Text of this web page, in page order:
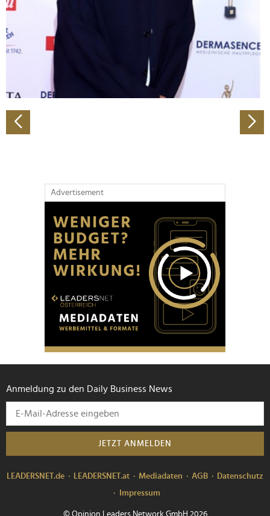
personalisieren, Funktionen für soziale Medien anbieten
zu können und die Zugriffe auf unsere Website zu
analysieren. Außerdem geben wir Informationen zu Ihrer
Verwendung unserer Website an unsere Partner für
soziale Medien, Werbung und Analysen weiter. Unsere
Partner führen diese Informationen möglicherweise mit
haben oder die sie im Rahmen Ihrer Nutzung der Dienste
gesammelt haben.
Advertisement
Anmeldung zu den Daily Business News
JETZT ANMELDEN
LEADERSNET.de LEADERSNET.at Mediadaten AGB
Datenschutz
Impressum